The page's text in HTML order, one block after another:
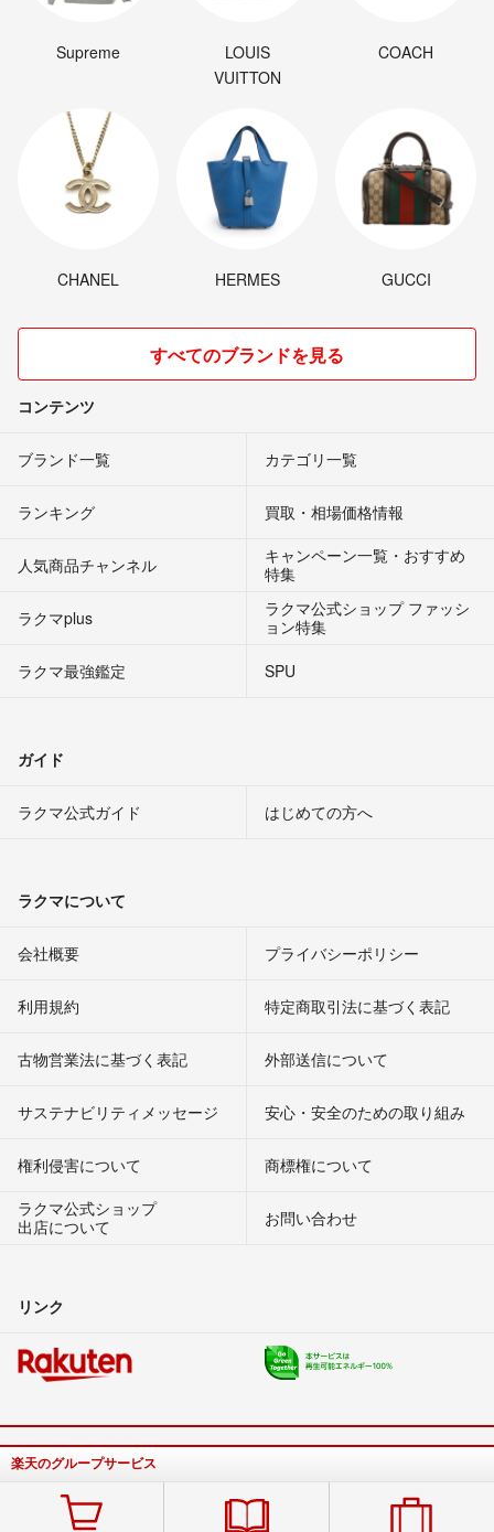
Supreme
LOUIS
VUITTON
COACH
CHANEL HERMES GUCCI
すべてのブランドを見る
コンテンツ
ブランド一覧 カテゴリ一覧
ランキング 買取・相場価格情報
人気商品チャンネル
キャンペーン一覧・おすすめ
特集
ラクマplus
ラクマ公式ショップ ファッシ
ョン特集
ラクマ最強鑑定
SPU
ガイド
ラクマ公式ガイド はじめての方へ
ラクマについて
会社概要 プライバシーポリシー
利用規約 特定商取引法に基づく表記
古物営業法に基づく表記 外部送信について
サステナビリティメッセージ 安心・安全のための取り組み
権利侵害について
商標権について
ラクマ公式ショップ
出店について
お問い合わせ
リンク
楽天のグループサービス